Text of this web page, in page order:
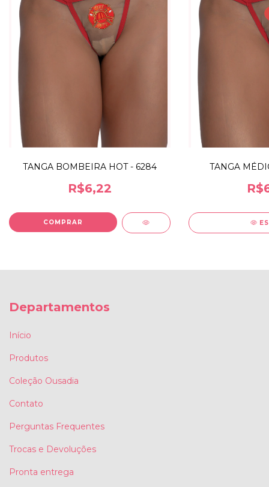
TANGA BOMBEIRA HOT - 6284
R$6,22
TANGA
Departamentos
Início
Produtos
Coleção Ousadia
Contato
Perguntas Frequentes
Trocas e Devoluções
Pronta entrega